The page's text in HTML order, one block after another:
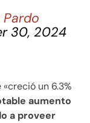
30, 2024
un 6.3%
aumento
a proveer